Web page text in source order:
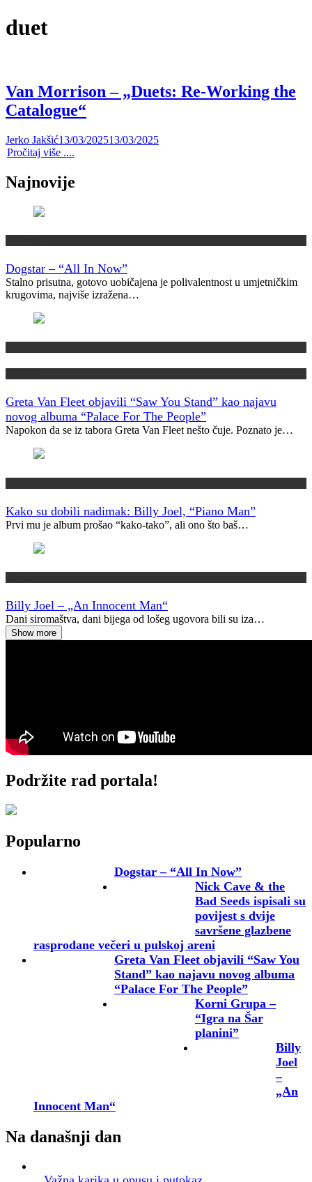
duet
Van Morrison – „Duets: Re-Working the
Catalogue“
Jerko Jakšić13/03/202513/03/2025
Pročitaj više ....
Najnovije
Dogstar – “All In Now”
Stalno prisutna, gotovo uobičajena je polivalentnost u umjetničkim
krugovima, najviše izražena…
Greta Van Fleet objavili “Saw You Stand” kao najavu
novog albuma “Palace For The People”
Napokon da se iz tabora Greta Van Fleet nešto čuje. Poznato je…
Kako su dobili nadimak: Billy Joel, “Piano Man”
Prvi mu je album prošao “kako-tako”, ali ono što baš…
Billy Joel – „An Innocent Man“
Dani siromaštva, dani bijega od lošeg ugovora bili su iza…
Show more
Podržite rad portala!
Popularno
Dogstar – “All In Now”
Nick Cave & the
Bad Seeds ispisali su
povijest s dvije
savršene glazbene
rasprodane večeri u pulskoj areni
Greta Van Fleet objavili “Saw You
Stand” kao najavu novog albuma
“Palace For The People”
Korni Grupa –
“Igra na Šar
planini”
Billy
Joel
–
„An
Innocent Man“
Na današnji dan